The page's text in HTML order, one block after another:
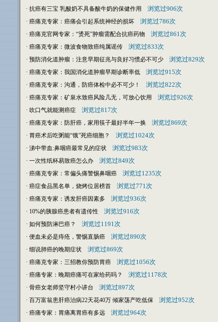
· 抗癌有三宝 乳酸奶不具备酸牛奶的保健作用
浏览过906次
· 癌痛克专家：癌痛会引起系统神经的损坏
浏览过786次
· 癌痛克官网专家：“烫死”肿瘤需配合抗癌药物
浏览过861次
· 癌痛克专家：微波食物致癌纯属谣传
浏览过833次
· 预防消化道肿瘤：注意早期征兆与良好习惯必不可少
浏览过829次
· 癌痛克专家：我国消化道肿瘤早期诊断率低
浏览过915次
· 癌痛克专家：沟通，防癌体检中必不可少！
浏览过822次
· 癌痛克专家：矿泉水致癌风险几无，可放心饮用
浏览过926次
· 吹口气就能测癌症
浏览过817次
· 癌痛克专家：防肝癌，家用筷子最好半年一换
浏览过869次
· 胃癌术后吃粥能“饿”死癌细胞？
浏览过1024次
· 涕中带血:鼻咽癌最常见的症状
浏览过983次
· 一次性纸杯易致癌怎么办
浏览过849次
· 癌痛克专家：常偏头痛警惕鼻咽癌
浏览过1235次
· 癌症食品黑名单，烧烤位居榜首
浏览过771次
· 癌痛克专家：诱发肝癌因素多
浏览过936次
· 10%的胰腺癌患者有遗传性
浏览过916次
· 如何预防淋巴癌？
浏览过1191次
· 便血未必是痔疮，警惕直肠癌
浏览过890次
· 细说肺癌的晚期症状
浏览过869次
· 癌痛克专家：三招教你预防胃癌
浏览过1056次
· 癌痛专家：晚期癌痛可在家给药吗？
浏览过1178次
· 骨癌女老师坚守村小讲台
浏览过897次
· 百万富翁患肝癌治病22天花40万 倾家荡产吃低保
浏览过952次
· 癌痛专家：胃痛离胃癌有多远
浏览过964次